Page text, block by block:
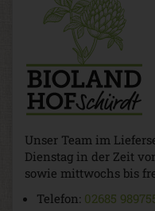
Unser Team im
Dienstag in der Zeit
sowie mittwochs bis
Telefon: 02685